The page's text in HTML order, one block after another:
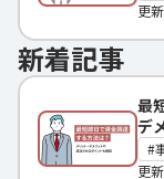
更
新着記事
最
デ
更